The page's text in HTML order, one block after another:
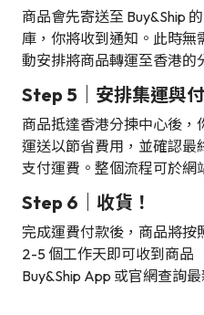
商品會先寄送至 Buy&Ship
庫，你將收到通知。此時無
動安排將商品轉運至香港的
Step 5｜安排集運與
商品抵達香港分揀中心後
運送以節省費用，並確認最
支付運費。整個流程可於網
Step 6｜收貨！
完成運費付款後，商品將按
2-5 個工作天即可收到商品
Buy&Ship App 或官網查詢